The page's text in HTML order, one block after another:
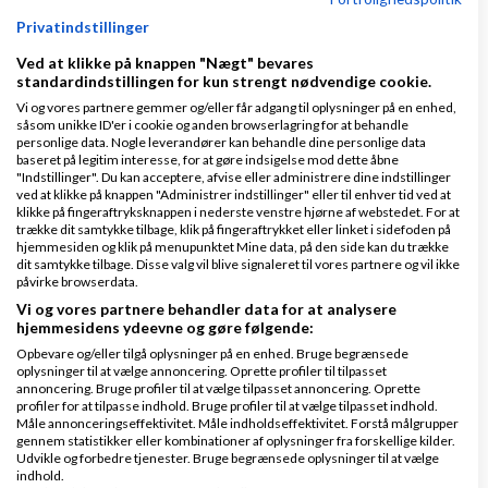
Mange tak for din ros!
@Simon Elkjær: Jeg ligger det på google docs,
du kan finde det her:
https://docs.google.com/a/thesocialdigits.co
m/spreadsheet/ccc?
key=0Au5iONh84xw9dGRrd3BTczZaODFV
N084VHJQRkNIbnc#gid=0
Kim Malmberg
09:41
Du har helt ret, og jeg tror tallene passer
meget godt.
Kevinff
skrev den sø, 22 Sep 2012 22:05
Hvilken mindre dansk webshop har 100.000
Privatindstillinger
Ved at klikke på knappen "Nægt" bevares
standardindstillingen for kun strengt nødvendige cookie.
Vi og vores partnere gemmer og/eller får adgang til oplysninger på en enhed,
såsom unikke ID'er i cookie og anden browserlagring for at behandle
personlige data. Nogle leverandører kan behandle dine personlige data
baseret på legitim interesse, for at gøre indsigelse mod dette åbne
"Indstillinger". Du kan acceptere, afvise eller administrere dine indstillinger
ved at klikke på knappen "Administrer indstillinger" eller til enhver tid ved at
klikke på fingeraftryksknappen i nederste venstre hjørne af webstedet. For at
trække dit samtykke tilbage, klik på fingeraftrykket eller linket i sidefoden på
hjemmesiden og klik på menupunktet Mine data, på den side kan du trække
dit samtykke tilbage. Disse valg vil blive signaleret til vores partnere og vil ikke
påvirke browserdata.
Vi og vores partnere behandler data for at analysere
hjemmesidens ydeevne og gøre følgende:
Opbevare og/eller tilgå oplysninger på en enhed. Bruge begrænsede
oplysninger til at vælge annoncering. Oprette profiler til tilpasset
annoncering. Bruge profiler til at vælge tilpasset annoncering. Oprette
profiler for at tilpasse indhold. Bruge profiler til at vælge tilpasset indhold.
Måle annonceringseffektivitet. Måle indholdseffektivitet. Forstå målgrupper
gennem statistikker eller kombinationer af oplysninger fra forskellige kilder.
Udvikle og forbedre tjenester. Bruge begrænsede oplysninger til at vælge
indhold.